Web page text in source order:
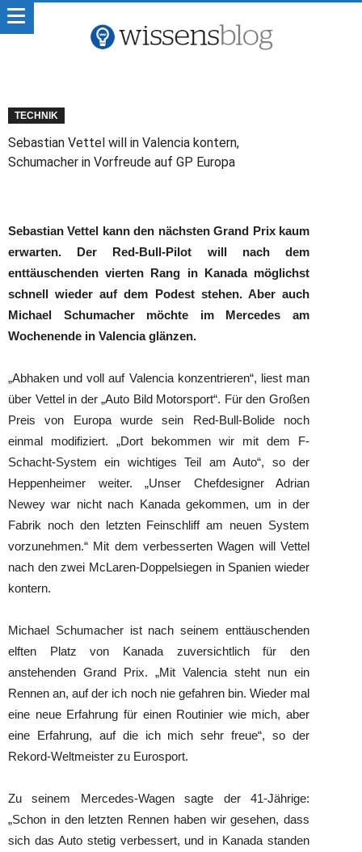
TECHNIK
Sebastian Vettel will in Valencia kontern,
Schumacher in Vorfreude auf GP Europa
Sebastian Vettel kann den nächsten Grand Prix kaum
erwarten. Der Red-Bull-Pilot will nach dem
enttäuschenden vierten Rang in Kanada möglichst
schnell wieder auf dem Podest stehen. Aber auch
Michael Schumacher möchte im Mercedes am
Wochenende in Valencia glänzen.
„Abhaken und voll auf Valencia konzentrieren“, liest man
über Vettel in der „Auto Bild Motorsport“. Für den Großen
Preis von Europa wurde sein Red-Bull-Bolide noch
einmal modifiziert. „Dort bekommen wir mit dem F-
Schacht-System ein wichtiges Teil am Auto“, so der
Heppenheimer weiter. „Unser Chefdesigner Adrian
Newey war nicht nach Kanada gekommen, um in der
Fabrik noch den letzten Feinschliff am neuen System
vorzunehmen.“ Mit dem verbesserten Wagen will Vettel
nach den zwei McLaren-Doppelsiegen in Spanien wieder
kontern.
Michael Schumacher ist nach seinem enttäuschenden
elften Platz von Kanada zuversichtlich für den
anstehenden Grand Prix. „Mit Valencia steht nun ein
Rennen an, auf der ich noch nie gefahren bin. Wieder mal
eine neue Erfahrung für einen Routinier wie mich, aber
eine Erfahrung, auf die ich mich sehr freue“, so der
Rekord-Weltmeister zu Eurosport.
Zu seinem Mercedes-Wagen sagte der 41-Jährige:
„Schon in den letzten Rennen haben wir gesehen, dass
sich das Auto stetig verbessert, und in Kanada standen